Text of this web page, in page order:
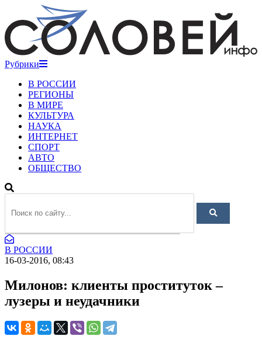
Рубрики
В РОССИИ
РЕГИОНЫ
В МИРЕ
КУЛЬТУРА
НАУКА
ИНТЕРНЕТ
СПОРТ
АВТО
ОБЩЕСТВО
В РОССИИ
16-03-2016, 08:43
Милонов: клиенты проституток –
лузеры и неудачники